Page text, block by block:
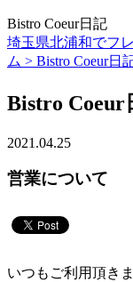
Bistro Coeur日記
埼玉県北浦和でフ
ム > Bistro Coeur日
Bistro Coeur
2021.04.25
営業について
いつもご利用頂き